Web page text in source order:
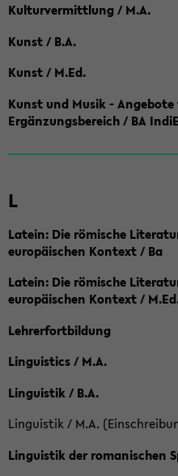
Kulturvermittlung / M.A.
Kunst / B.A.
Kunst / M.Ed.
Kunst und Musik -
Ergänzungsbereich / BA
L
Latein: Die römische
europäischen Kontext / Ba
Latein: Die römische
europäischen Kontext /
Lehrerfortbildung
Linguistics / M.A.
Linguistik / B.A.
Linguistik / M.A.
Linguistik der romanischen